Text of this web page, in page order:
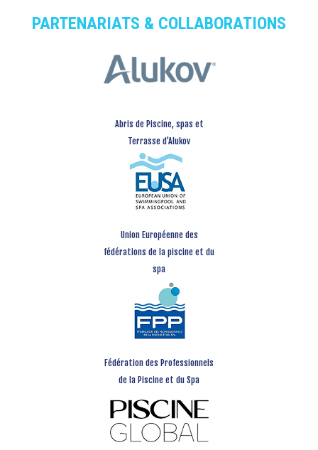
PARTENARIATS & COLLABORATIONS
Abris de Piscine, spas et
Terrasse d’Alukov
Union Européenne des
fédérations de la piscine et du
spa
Fédération des Professionnels
de la Piscine et du Spa